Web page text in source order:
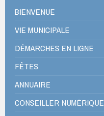
BIENVENUE
VIE MUNICIPALE
DÉMARCHES EN LIGNE
FÊTES
ANNUAIRE
CONSEILLER NUMÉRIQUE